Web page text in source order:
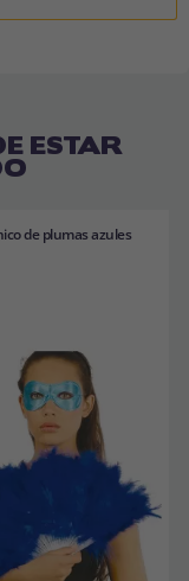
ESTAR
de plumas azules